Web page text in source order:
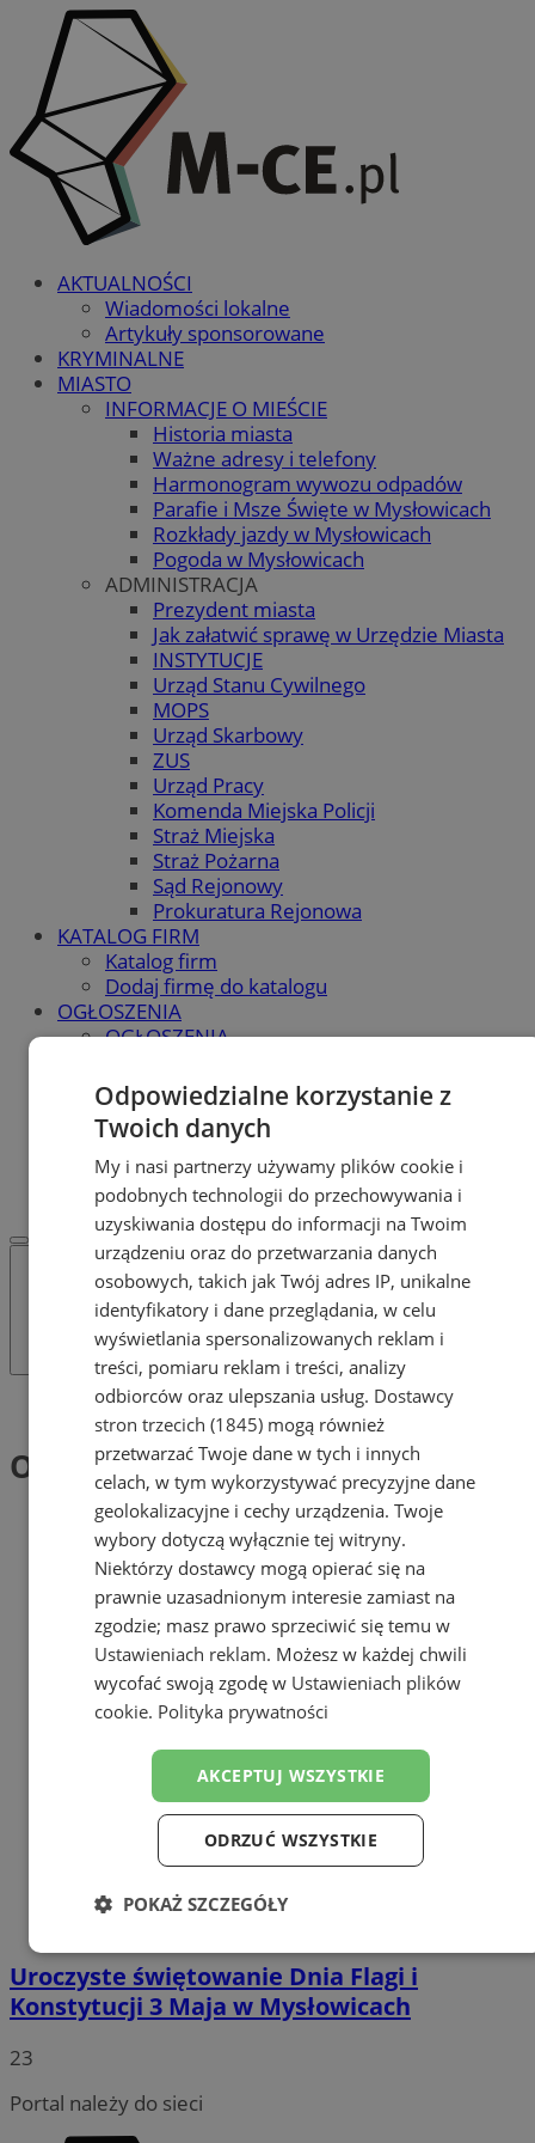
AKTUALNOŚCI
Wiadomości lokalne
Artykuły sponsorowane
KRYMINALNE
MIASTO
INFORMACJE O MIEŚCIE
Historia miasta
Ważne adresy i telefony
Harmonogram wywozu odpadów
Parafie i Msze Święte w Mysłowicach
Rozkłady jazdy w Mysłowicach
Pogoda w Mysłowicach
ADMINISTRACJA
Prezydent miasta
Jak załatwić sprawę w Urzędzie Miasta
INSTYTUCJE
Urząd Stanu Cywilnego
MOPS
Urząd Skarbowy
ZUS
Urząd Pracy
Komenda Miejska Policji
Straż Miejska
Straż Pożarna
Sąd Rejonowy
Prokuratura Rejonowa
KATALOG FIRM
Katalog firm
Dodaj firmę do katalogu
OGŁOSZENIA
OGŁOSZENIA
POLECAMY
Protocol IT
Pracuj.pl - praca w Mysłowicach
REKLAMA
WSPÓŁPRACA
Tag: Orkiestra KWK
Orkiestra KWK (1)
Uroczyste świętowanie Dnia Flagi i
Konstytucji 3 Maja w Mysłowicach
23
Portal należy do sieci
Odpowiedzialne korzystanie z
Twoich danych
My i nasi partnerzy używamy plików cookie i
podobnych technologii do przechowywania i
uzyskiwania dostępu do informacji na Twoim
urządzeniu oraz do przetwarzania danych
osobowych, takich jak Twój adres IP, unikalne
identyfikatory i dane przeglądania, w celu
wyświetlania spersonalizowanych reklam i
treści, pomiaru reklam i treści, analizy
odbiorców oraz ulepszania usług. Dostawcy
stron trzecich (1845) mogą również
przetwarzać Twoje dane w tych i innych
celach, w tym wykorzystywać precyzyjne dane
geolokalizacyjne i cechy urządzenia. Twoje
wybory dotyczą wyłącznie tej witryny.
Niektórzy dostawcy mogą opierać się na
prawnie uzasadnionym interesie zamiast na
zgodzie; masz prawo sprzeciwić się temu w
Ustawieniach reklam. Możesz w każdej chwili
wycofać swoją zgodę w Ustawieniach plików
cookie. Polityka prywatności
AKCEPTUJ WSZYSTKIE
ODRZUĆ WSZYSTKIE
POKAŻ SZCZEGÓŁY
Niezbędne Wydajność Targetowanie